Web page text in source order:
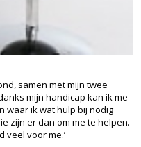
samen met mijn twee
mijn handicap kan ik me
waar ik wat hulp bij nodig
zijn er dan om me te helpen.
veel voor me.’